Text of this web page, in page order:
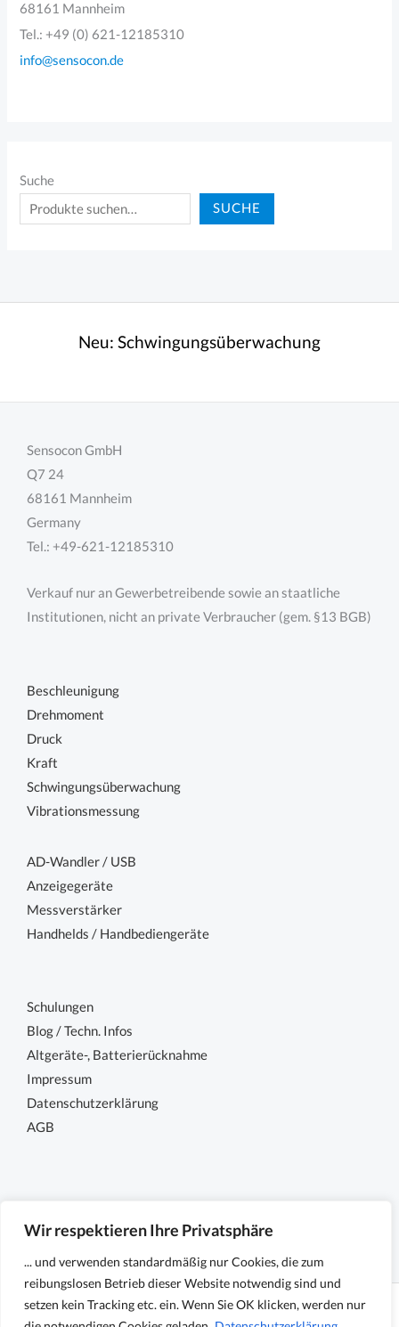
Wir respektieren Ihre Privatsphäre
... und verwenden standardmäßig nur Cookies, die zum
reibungslosen Betrieb dieser Website notwendig sind und
setzen kein Tracking etc. ein. Wenn Sie OK klicken, werden nur
68161 Mannheim
Tel.: +49 (0) 621-12185310
info@sensocon.de
Suche
SUCHE
Neu: Schwingungsüberwachung
Sensocon GmbH
Q7 24
68161 Mannheim
Germany
Tel.: +49-621-12185310
Verkauf nur an Gewerbetreibende sowie an staatliche
Institutionen, nicht an private Verbraucher (gem. §13 BGB)
Beschleunigung
Drehmoment
Druck
Kraft
Schwingungsüberwachung
Vibrationsmessung
AD-Wandler / USB
Anzeigegeräte
Messverstärker
Handhelds / Handbediengeräte
Schulungen
Blog / Techn. Infos
Altgeräte-, Batterierücknahme
Impressum
Datenschutzerklärung
AGB
Copyright © 2026 Sensocon GmbH - Sensoren und